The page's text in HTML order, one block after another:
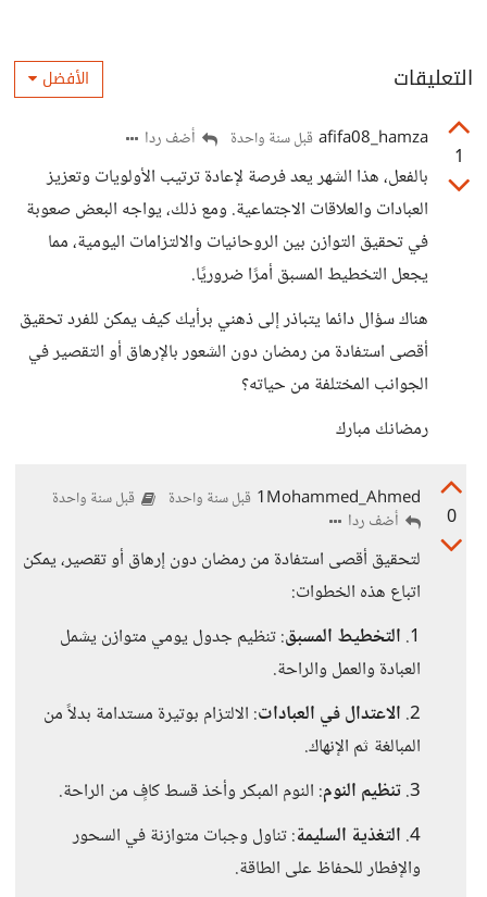
التعليقات الأفضل
1
afifa08_hamza قبل سنة واحدة أضف ردا
بالفعل، هذا الشهر يعد فرصة لإعادة ترتيب الأولويات وتعزيز
العبادات والعلاقات الاجتماعية. ومع ذلك، يواجه البعض صعوبة
في تحقيق التوازن بين الروحانيات والالتزامات اليومية، مما
يجعل التخطيط المسبق أمرًا ضروريًا.
هناك سؤال دائما يتباذر إلى ذهني برأيك كيف يمكن للفرد تحقيق
أقصى استفادة من رمضان دون الشعور بالإرهاق أو التقصير في
الجوانب المختلفة من حياته؟
رمضانك مبارك
0
1Mohammed_Ahmed قبل سنة واحدة قبل سنة واحدة
أضف ردا
لتحقيق أقصى استفادة من رمضان دون إرهاق أو تقصير، يمكن
اتباع هذه الخطوات:
1. التخطيط المسبق: تنظيم جدول يومي متوازن يشمل
العبادة والعمل والراحة.
2. الاعتدال في العبادات: الالتزام بوتيرة مستدامة بدلاً من
المبالغة ثم الإنهاك.
3. تنظيم النوم: النوم المبكر وأخذ قسط كافٍ من الراحة.
4. التغذية السليمة: تناول وجبات متوازنة في السحور
والإفطار للحفاظ على الطاقة.